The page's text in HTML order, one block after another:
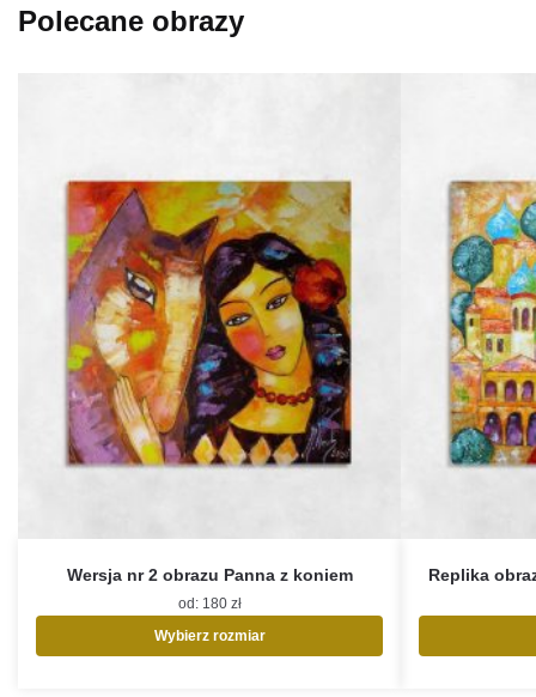
Polecane obrazy
Wersja nr 2 obrazu Panna z koniem
od: 180 zł
Wybierz rozmiar
Replika